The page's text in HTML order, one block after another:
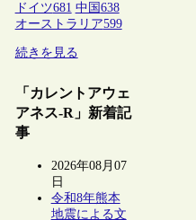
ドイツ681 中国 638
オーストラリア599
続きを見る
「カレントアウェ
アネス-R」新着記
事
2026年08月07
日
令和8年熊本
地震による文